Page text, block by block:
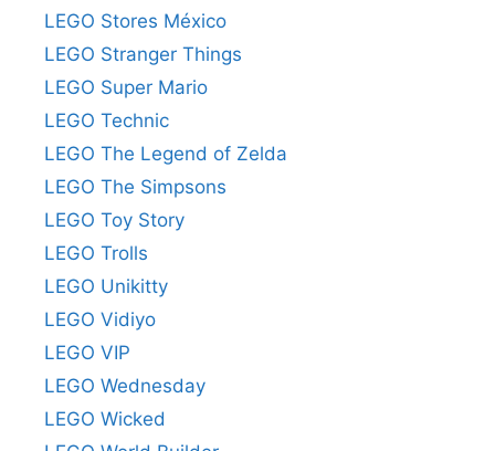
LEGO Stores México
LEGO Stranger Things
LEGO Super Mario
LEGO Technic
LEGO The Legend of Zelda
LEGO The Simpsons
LEGO Toy Story
LEGO Trolls
LEGO Unikitty
LEGO Vidiyo
LEGO VIP
LEGO Wednesday
LEGO Wicked